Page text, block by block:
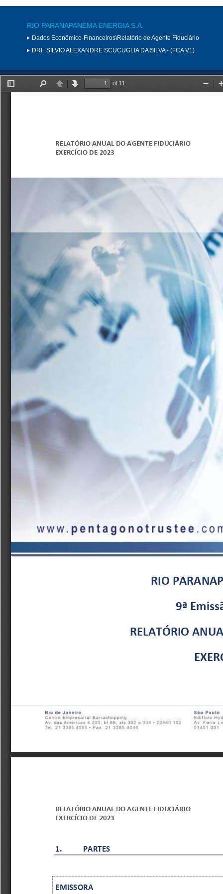
RIO PARANAPANEMA ENERGIA S.A.
Dados Econômico-Financeiros\Relatório de Agente Fiduciário
DRI: SILVIO ALEXANDRE SCUCUGLIA DA SILVA - (FCA V1)